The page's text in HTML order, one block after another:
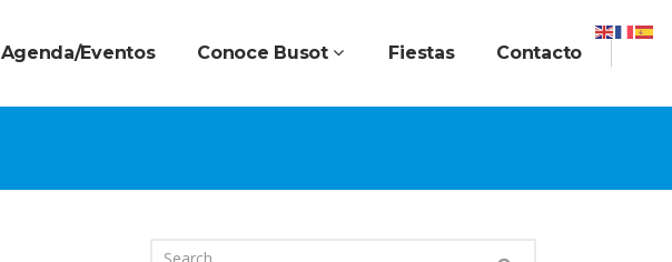
Agenda/Eventos Conoce Busot Fiestas Contacto